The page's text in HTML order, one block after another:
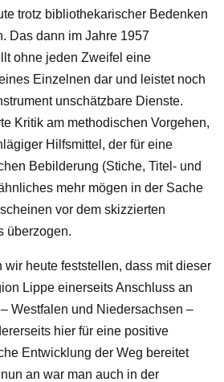
trotz bibliothekarischer Bedenken
Das dann im Jahre 1957
ohne jeden Zweifel eine
Einzelnen dar und leistet noch
unschätzbare Dienste.
Kritik am methodischen Vorgehen,
Hilfsmittel, der für eine
Bebilderung (Stiche, Titel- und
mehr mögen in der Sache
vor dem skizzierten
überzogen.
heute feststellen, dass mit dieser
Lippe einerseits Anschluss an
Westfalen und Niedersachsen –
hier für eine positive
Entwicklung der Weg bereitet
an war man auch in der